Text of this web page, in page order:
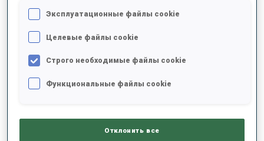
IBU Development Programmes
Development Project Support
Biathlon for All
Olympic Solidarity
Эксплуатационные файлы cookie
Целевые файлы cookie
Строго необходимые файлы cookie
Функциональные файлы cookie
Отклонить все